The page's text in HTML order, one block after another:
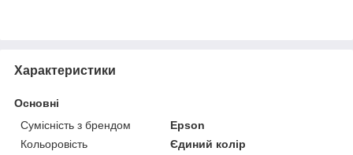
Характеристики
Основні
Сумісність з брендом
Epson
Кольоровість
Єдиний колір